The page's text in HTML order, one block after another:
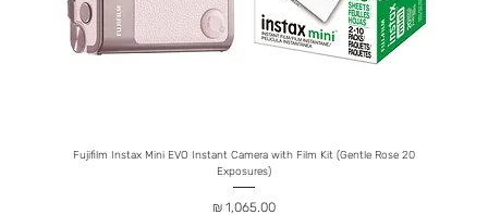
Fujifilm Instax Mini EVO Instant Camera with Film Kit (Gentle Rose 20
Exposures)
מחיר